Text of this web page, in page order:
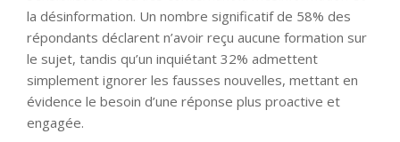
la désinformation. Un nombre significatif de 58% des
répondants déclarent n’avoir reçu aucune formation sur
le sujet, tandis qu’un inquiétant 32% admettent
simplement ignorer les fausses nouvelles, mettant en
évidence le besoin d’une réponse plus proactive et
engagée.